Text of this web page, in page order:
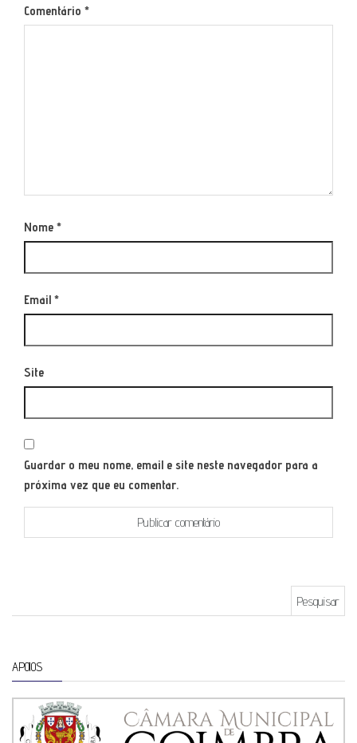
Comentário *
Nome *
Email *
Site
Guardar o meu nome, email e site neste navegador para a
próxima vez que eu comentar.
APOIOS